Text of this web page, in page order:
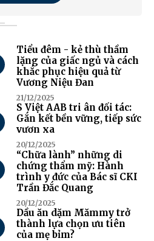
Tiểu đêm - kẻ thù thầm
lặng của giấc ngủ và cách
khắc phục hiệu quả từ
Vương Niệu Đan
21/12/2025
S Việt AAB tri ân đối tác:
Gắn kết bền vững, tiếp sức
vươn xa
20/12/2025
“Chữa lành” những di
chứng thẩm mỹ: Hành
trình y đức của Bác sĩ CKI
Trần Đắc Quang
20/12/2025
Dầu ăn dặm Mămmy trở
thành lựa chọn ưu tiên
của mẹ bỉm?